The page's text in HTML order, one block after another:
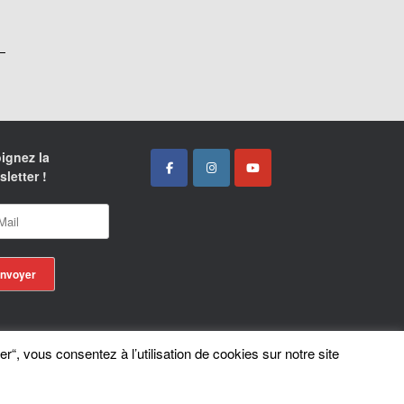
la
!
vous consentez à l’utilisation de cookies sur notre site